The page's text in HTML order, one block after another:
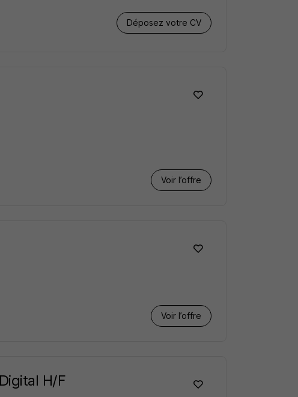
Déposez votre CV
Voir l’offre
Voir l’offre
H/F